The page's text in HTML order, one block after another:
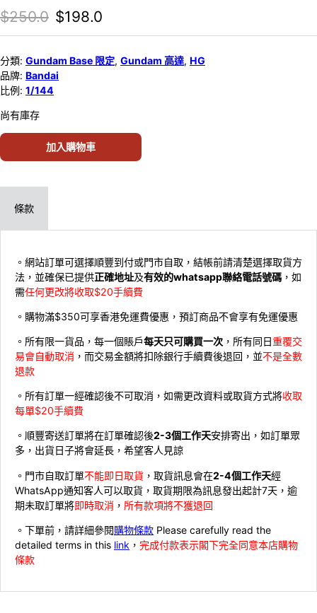
$250.0 Original price was: $250.0.
$198.0
分類: Gundam Base 限定, Gundam 高達, HG
品牌: Bandai
比例: 1/144
尚有庫存
加入購物車
條款
。網站訂單可選擇順豐到付或門市自取，結帳前請清楚選擇取貨方
法，並確保已提供正確地址及有效的whatsapp聯絡電話號碼 ，如
需任何更改將收取$20手續費
。購物滿$350可享香港免運費優惠，預訂商品不會享有免運優惠
。所有限一貨品，每一個賬戶每天只可購買一次 ，所有同日重覆交
易會自動取消 ，而交易金額將扣除銀行手續費後退回，並不是全數
退款
。所有訂單一經確認後不可取消，如需更改資料或取貨方式將收取
每單$20手續費
。順豐寄送訂單將在訂單確認後2-3個工作天安排寄出，如訂單眾
多，出貨日子將會延長，希望客人見諒
。門市自取訂單不能即日取貨 ，取貨訊息會在2-4個工作天經
WhatsApp通知客人可以取貨，取貨期限為訊息發出起計7天，逾
期未取訂單將即時取消 ， 所有款項將不獲退回
。下單前，請詳細參閱購物條款 Please carefully read the
detailed terms in this link ， 完成付款表示閣下完全同意本店購物
條款